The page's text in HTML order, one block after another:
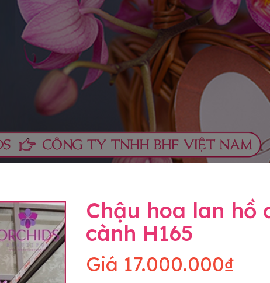
Chậu hoa lan hồ
cành H165
Giá 17.000.000₫